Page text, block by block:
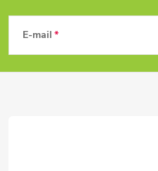
p
E-mail